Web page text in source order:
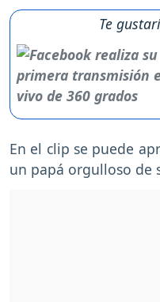
Te
En el clip se puede
un papá orgulloso de